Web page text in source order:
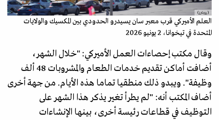
(رويترز)
العلم الأميركي قرب معبر سان يسيدرو الحدودي بين المكسيك والولايات
المتحدة في تيخوانا، 2 يونيو 2026
وقال مكتب إحصاءات العمل الأميركي: "خلال الشهر،
أضافت أماكن تقديم خدمات الطعام والمشروبات 48 ألف
وظيفة". ويبدو ذلك منطقيا تماما هذه الأيام. من جهة أخرى
أضاف المكتب أنه: "لم يطرأ تغير يذكر هذا الشهر على
التوظيف في قطاعات رئيسة أخرى، بينها الإنشاءات